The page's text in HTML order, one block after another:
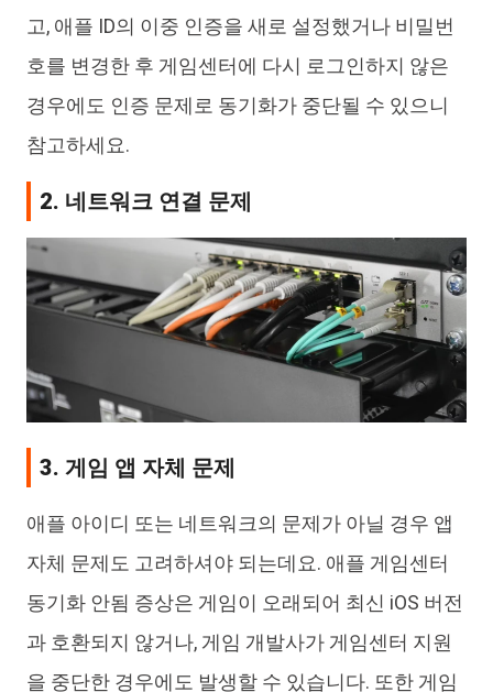
고, 애플 ID의 이중 인증을 새로 설정했거나 비밀번
호를 변경한 후 게임센터에 다시 로그인하지 않은
경우에도 인증 문제로 동기화가 중단될 수 있으니
참고하세요.
2. 네트워크 연결 문제
3. 게임 앱 자체 문제
애플 아이디 또는 네트워크의 문제가 아닐 경우 앱
자체 문제도 고려하셔야 되는데요. 애플 게임센터
동기화 안됨 증상은 게임이 오래되어 최신 iOS 버전
과 호환되지 않거나, 게임 개발사가 게임센터 지원
을 중단한 경우에도 발생할 수 있습니다. 또한 게임